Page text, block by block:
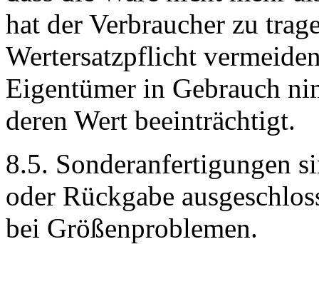
hat der Verbraucher zu
Wertersatzpflicht
Eigentümer in Gebrauch
deren Wert beeinträchtigt.
8.5. Sonderanfertigungen
oder Rückgabe
bei Größenproblemen.